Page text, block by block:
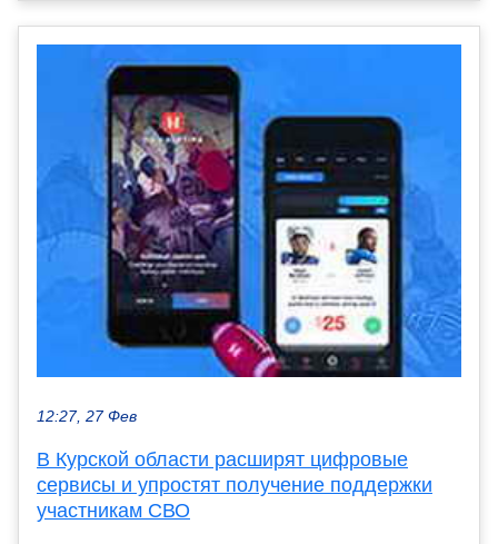
12:27, 27 Фев
В Курской области расширят цифровые
сервисы и упростят получение поддержки
участникам СВО